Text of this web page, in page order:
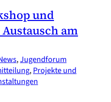
und
am
, Jugendforum
, Projekte und